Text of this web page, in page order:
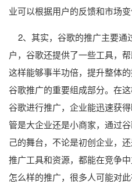
业可以根据用户的反馈和市场
2、其实，谷歌的推广主要通
户，谷歌还提供了一些工具，
这样能够事半功倍，提升整体
谷歌推广的重要组成部分。在
谷歌进行推广，企业能迅速获
管是大企业还是小商家，通过
己的舞台，不论是初创企业，
推广工具和资源，都能在竞争
怎么样的推广，很多人可能对